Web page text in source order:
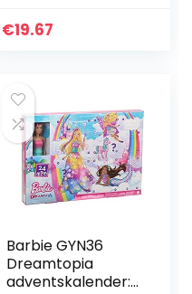
kindercosmeticav
€19.67
Barbie GYN36
Dreamtopia
adventskalender: